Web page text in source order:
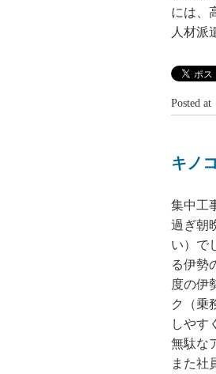
には、
人材派
Posted
キノ
集中工
過ぎ朝
い）で
る伊勢
度の伊
ク（乗
しやす
無駄な
また社